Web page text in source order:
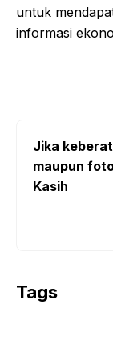
untuk
informasi
Jika
maupun
Kasih
Tags